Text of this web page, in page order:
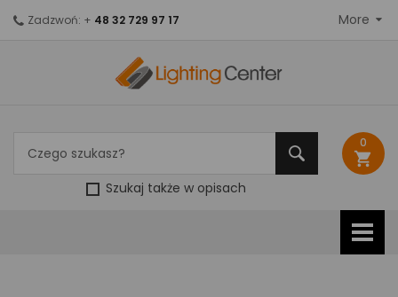
Szukaj także w opisach
0
shopping_cart
Zadzwoń: + 48 32 729 97 17 More